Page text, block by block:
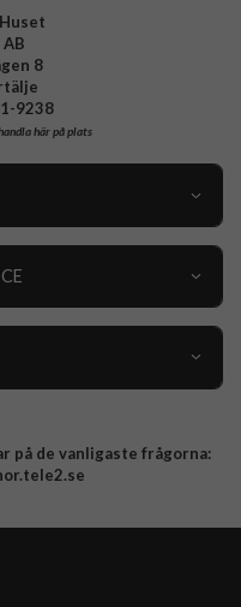
8
9238
här på plats
på de vanligaste frågorna: